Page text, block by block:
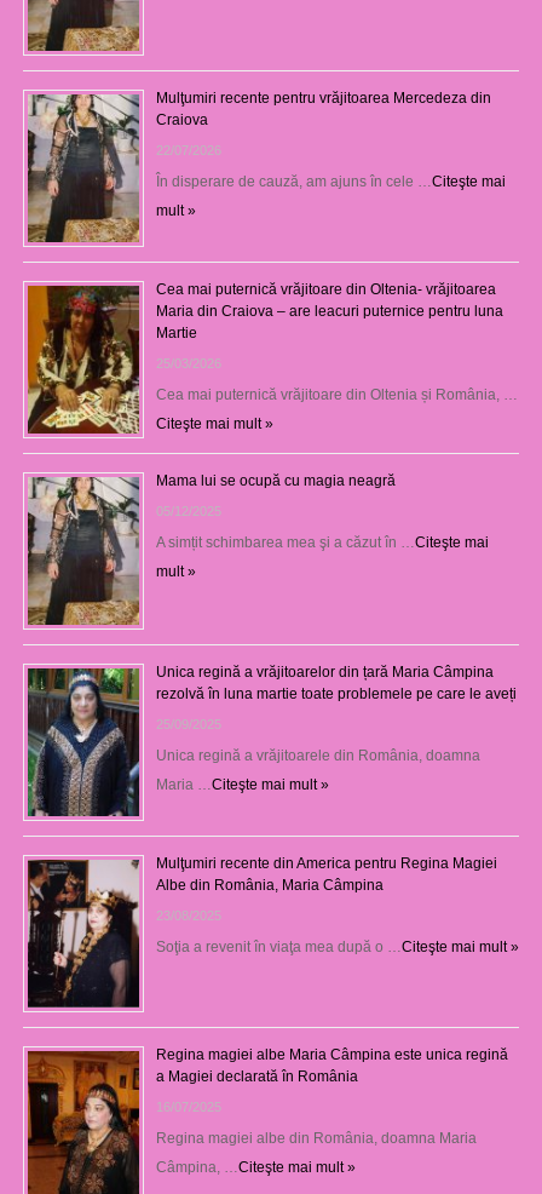
Mulţumiri recente pentru vrăjitoarea Mercedeza din
Craiova
22/07/2026
În disperare de cauză, am ajuns în cele … Citeşte mai
mult »
Cea mai puternică vrăjitoare din Oltenia- vrăjitoarea
Maria din Craiova – are leacuri puternice pentru luna
Martie
25/03/2026
Cea mai puternică vrăjitoare din Oltenia și România, …
Citeşte mai mult »
Mama lui se ocupă cu magia neagră
05/12/2025
A simțit schimbarea mea şi a căzut în … Citeşte mai
mult »
Unica regină a vrăjitoarelor din țară Maria Câmpina
rezolvă în luna martie toate problemele pe care le aveți
25/09/2025
Unica regină a vrăjitoarele din România, doamna
Maria … Citeşte mai mult »
Mulţumiri recente din America pentru Regina Magiei
Albe din România, Maria Câmpina
23/08/2025
Soţia a revenit în viaţa mea după o … Citeşte mai mult »
Regina magiei albe Maria Câmpina este unica regină
a Magiei declarată în România
16/07/2025
Regina magiei albe din România, doamna Maria
Câmpina, … Citeşte mai mult »